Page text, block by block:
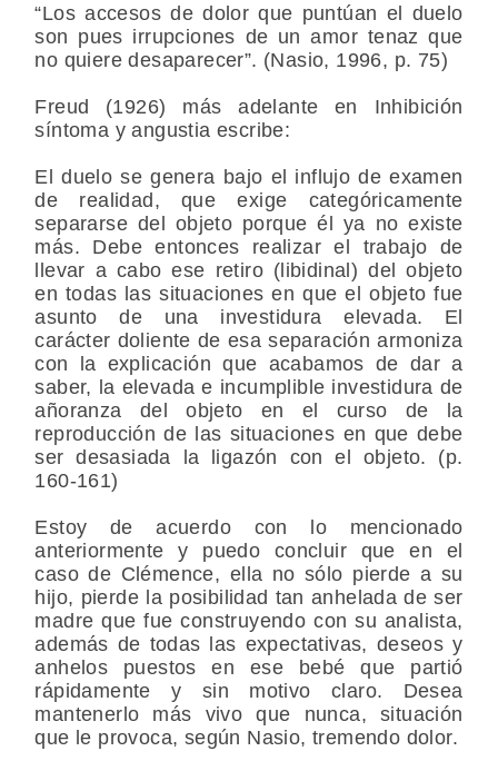
“Los accesos de dolor que puntúan el duelo
son pues irrupciones de un amor tenaz que
no quiere desaparecer”. (Nasio, 1996, p. 75)
Freud (1926) más adelante en Inhibición
síntoma y angustia escribe:
El duelo se genera bajo el influjo de examen
de realidad, que exige categóricamente
separarse del objeto porque él ya no existe
más. Debe entonces realizar el trabajo de
llevar a cabo ese retiro (libidinal) del objeto
en todas las situaciones en que el objeto fue
asunto de una investidura elevada. El
carácter doliente de esa separación armoniza
con la explicación que acabamos de dar a
saber, la elevada e incumplible investidura de
añoranza del objeto en el curso de la
reproducción de las situaciones en que debe
ser desasiada la ligazón con el objeto. (p.
160-161)
Estoy de acuerdo con lo mencionado
anteriormente y puedo concluir que en el
caso de Clémence, ella no sólo pierde a su
hijo, pierde la posibilidad tan anhelada de ser
madre que fue construyendo con su analista,
además de todas las expectativas, deseos y
anhelos puestos en ese bebé que partió
rápidamente y sin motivo claro. Desea
mantenerlo más vivo que nunca, situación
que le provoca, según Nasio, tremendo dolor.